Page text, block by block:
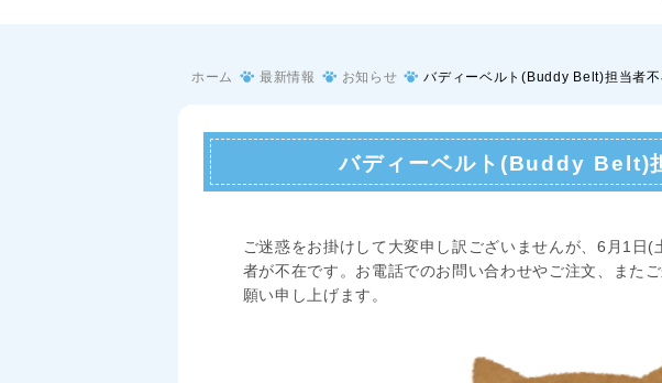
ホーム 最新情報 お知らせ バディーベルト(Buddy Belt)担当者不
バディーベルト(Buddy Belt)
ご迷惑をお掛けして大変申し訳ございませんが、6月1日
者が不在です。お電話でのお問い合わせやご注文、また
願い申し上げます。